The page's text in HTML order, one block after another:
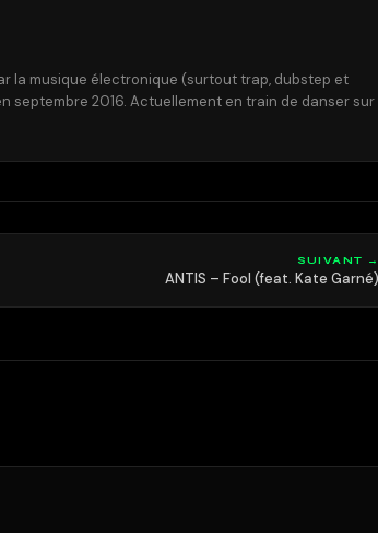
la musique électronique (surtout trap, dubstep et
septembre 2016. Actuellement en train de danser sur
SUIVANT
ANTIS – Fool (feat. Kate